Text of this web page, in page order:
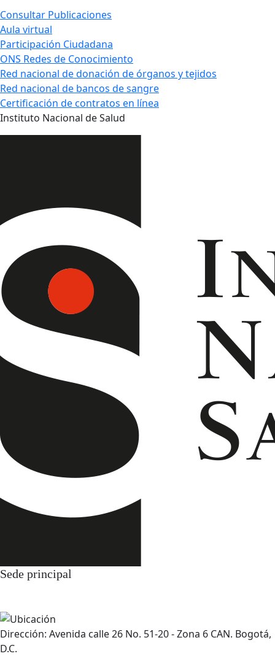
Consultar Publicaciones
Aula virtual
Participación Ciudadana
ONS Redes de Conocimiento
Red nacional de donación de órganos y tejidos
Red nacional de bancos de sangre
Certificación de contratos en línea
Instituto Nacional de Salud
Sede principal
Dirección: Avenida calle 26 No. 51-20 - Zona 6 CAN. Bogotá,
D.C.